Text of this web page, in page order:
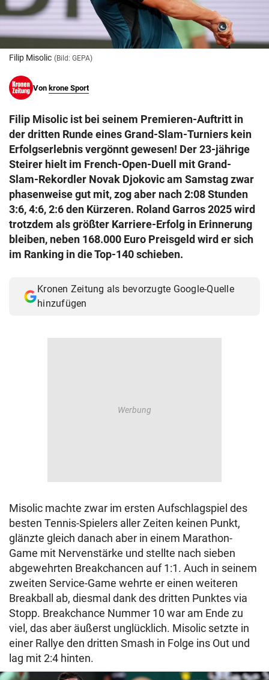
© Krone Multimedia GmbH & Co KG 2026
Muthgasse 2, 1190 Wien
Filip Misolic (Bild: GEPA)
Von krone Sport
Filip Misolic ist bei seinem Premieren-Auftritt in
der dritten Runde eines Grand-Slam-Turniers kein
Erfolgserlebnis vergönnt gewesen! Der 23-jährige
Steirer hielt im French-Open-Duell mit Grand-
Slam-Rekordler Novak Djokovic am Samstag zwar
phasenweise gut mit, zog aber nach 2:08 Stunden
3:6, 4:6, 2:6 den Kürzeren. Roland Garros 2025 wird
trotzdem als größter Karriere-Erfolg in Erinnerung
bleiben, neben 168.000 Euro Preisgeld wird er sich
im Ranking in die Top-140 schieben.
Kronen Zeitung als bevorzugte Google-Quelle
hinzufügen
Misolic machte zwar im ersten Aufschlagspiel des
besten Tennis-Spielers aller Zeiten keinen Punkt,
glänzte gleich danach aber in einem Marathon-
Game mit Nervenstärke und stellte nach sieben
abgewehrten Breakchancen auf 1:1. Auch in seinem
zweiten Service-Game wehrte er einen weiteren
Breakball ab, diesmal dank des dritten Punktes via
Stopp. Breakchance Nummer 10 war am Ende zu
viel, das aber äußerst unglücklich. Misolic setzte in
einer Rallye den dritten Smash in Folge ins Out und
lag mit 2:4 hinten.